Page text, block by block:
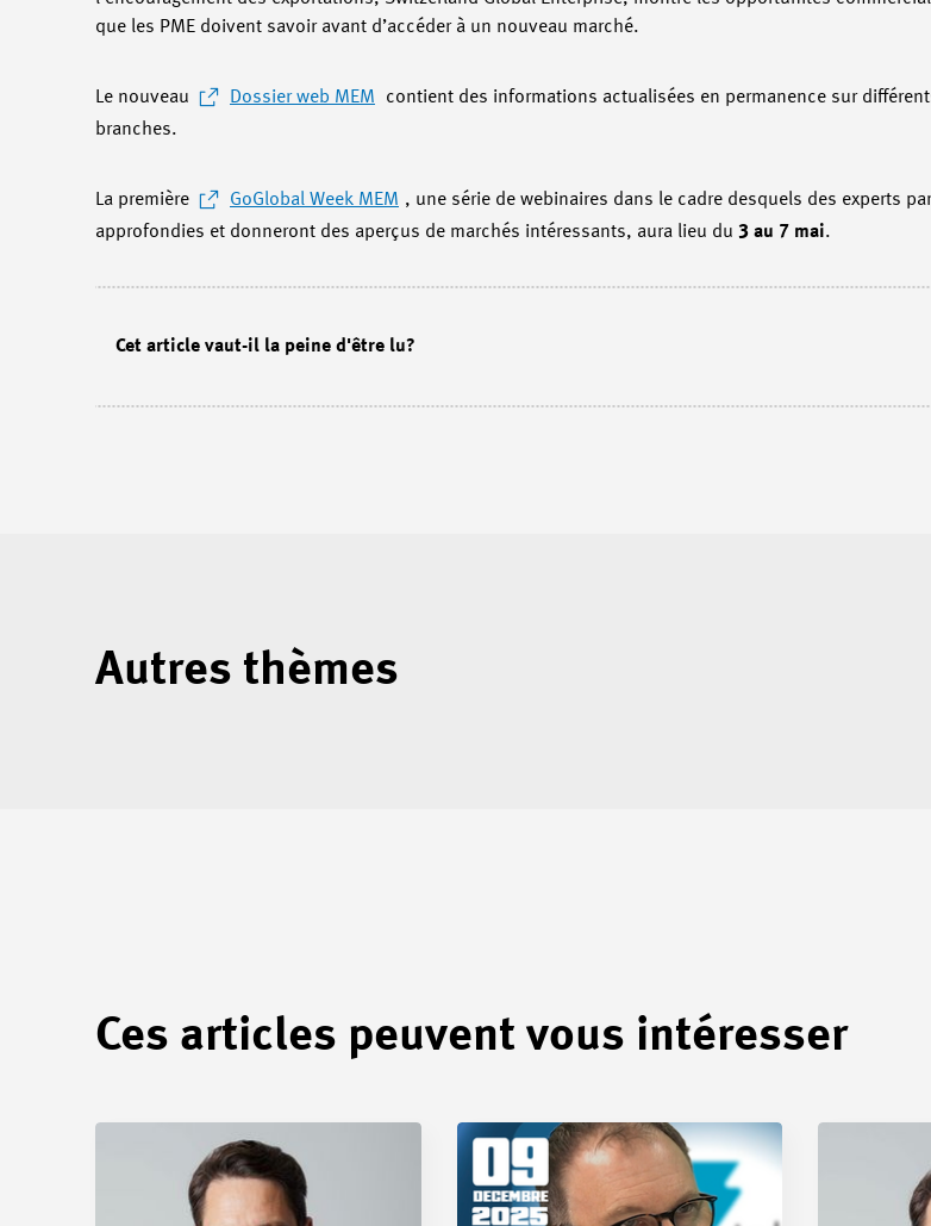
que les PME doivent savoir avant d’accéder à un nouveau marché.
Le nouveau Dossier web MEM
contient des informations actualisées en permanence sur
branches.
La première GoGlobal Week MEM , une série de webinaires dans le cadre desquels des experts
approfondies et donneront des aperçus de marchés intéressants, aura lieu du 3 au 7 mai.
Cet article vaut-il la peine d'être lu?
Autres thèmes
Ces articles peuvent vous intéresser